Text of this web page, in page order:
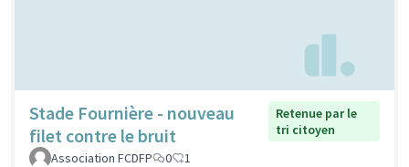
Stade Fournière - nouveau
filet contre le bruit
Retenue par le
tri citoyen
Association FCDFP
0 1